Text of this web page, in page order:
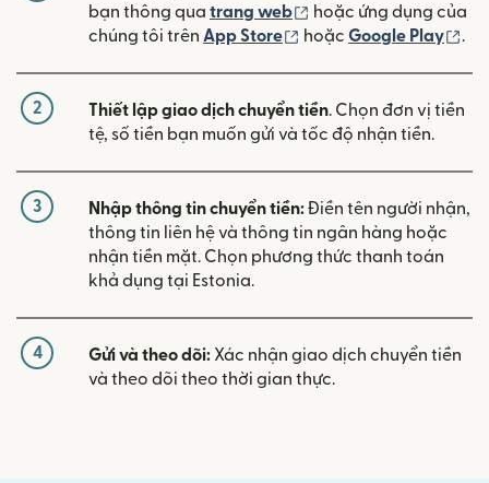
bạn thông qua trang web (mở trong cửa sổ mới)
hoặc ứng dụng của
chúng tôi trên App Store (mở trong cửa sổ mới)
hoặc Google Play .
2 Thiết lập giao dịch chuyển tiền. Chọn đơn vị tiền
tệ, số tiền bạn muốn gửi và tốc độ nhận tiền.
3 Nhập thông tin chuyển tiền:Điền tên người nhận,
thông tin liên hệ và thông tin ngân hàng hoặc
nhận tiền mặt. Chọn phương thức thanh toán
khả dụng tại Estonia.
4 Gửi và theo dõi: Xác nhận giao dịch chuyển tiền
và theo dõi theo thời gian thực.